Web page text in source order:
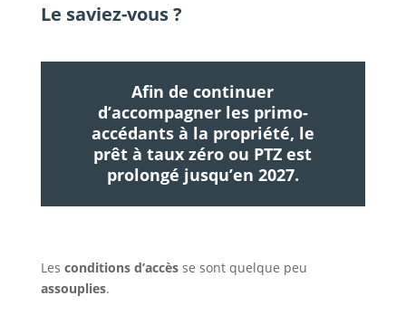
Le saviez-vous ?
Afin de continuer
d’accompagner les primo-
accédants à la propriété, le
prêt à taux zéro ou PTZ est
prolongé jusqu’en 2027.
Les conditions d’accèsse sont quelque peu
assouplies.